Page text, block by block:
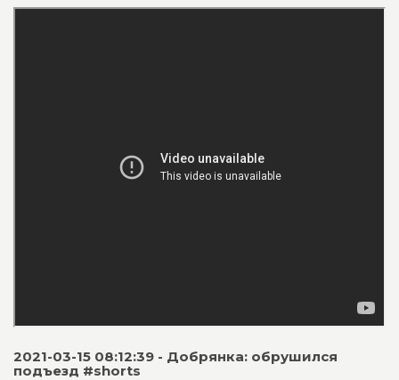
2021-03-15 08:12:39 - Добрянка: обрушился
подъезд #shorts